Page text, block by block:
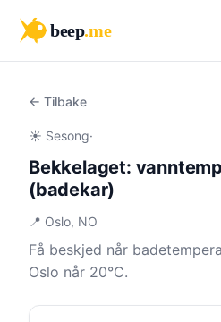
beep.me
← Tilbake
☀️ Sesong·
Bekkelaget:
(badekar)
📍 Oslo, NO
Få beskjed når
Oslo når 20°C.